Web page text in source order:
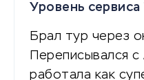
Уровень
Брал тур через
Переписывался
работала как